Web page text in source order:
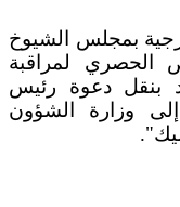
بمجلس الشيوخ
الحصري لمراقبة
بنقل دعوة رئيس
وزارة الشؤون